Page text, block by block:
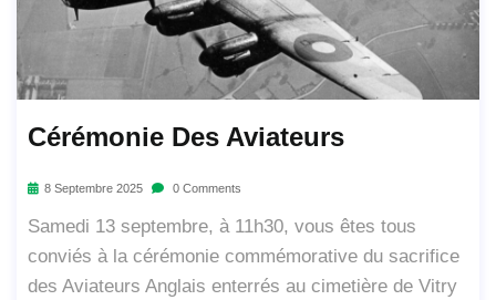
Cérémonie Des Aviateurs
8 Septembre 2025 0 Comments
Samedi 13 septembre, à 11h30, vous êtes tous
conviés à la cérémonie commémorative du sacrifice
des Aviateurs Anglais enterrés au cimetière de Vitry